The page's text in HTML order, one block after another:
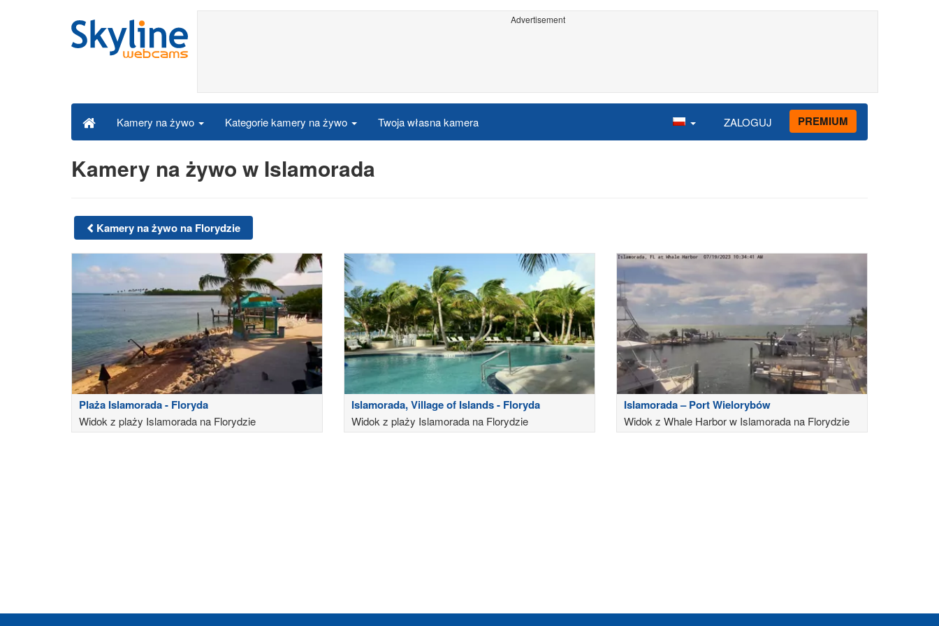
Advertisement
Kamery na żywo Kategorie kamery na żywo Twoja własna kamera ZALOGUJ PREMIUM
Kamery na żywo w Islamorada
Kamery na żywo na Florydzie
Plaża Islamorada - Floryda
Widok z plaży Islamorada na Florydzie
Islamorada, Village of Islands - Floryda
Widok z plaży Islamorada na Florydzie
Islamorada – Port Wielorybów
Widok z Whale Harbor w Islamorada na Florydzie